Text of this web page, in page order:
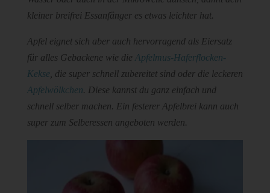
kleiner breifrei Essanfänger es etwas leichter hat.
Apfel eignet sich aber auch hervorragend als Eiersatz
für alles Gebackene wie die Apfelmus-Haferflocken-
Kekse, die super schnell zubereitet sind oder die leckeren
Apfelwölkchen. Diese kannst du ganz einfach und
schnell selber machen. Ein festerer Apfelbrei kann auch
super zum Selberessen angeboten werden.